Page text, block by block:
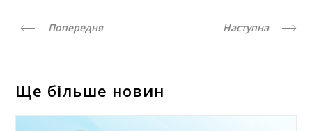
Попередня Наступна
Ще більше новин